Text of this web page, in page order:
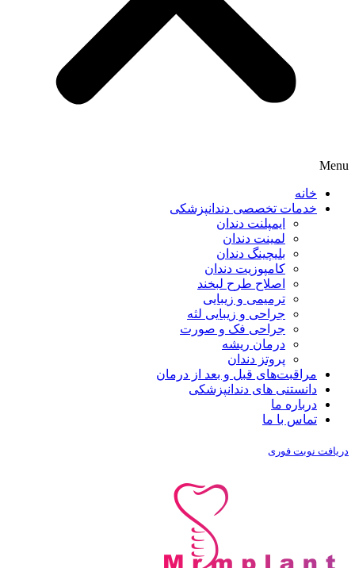
Menu
خانه
خدمات تخصصی دندانپزشکی
ایمپلنت دندان
لمینت دندان
بلیچینگ دندان
کامپوزیت دندان
اصلاح طرح لبخند
ترمیمی و زیبایی
جراحی و زیبایی لثه
جراحی فک و صورت
درمان ریشه
پروتز دندان
مراقبت‌های قبل و بعد از درمان
دانستنی های دندانپزشکی
درباره ما
تماس با ما
دریافت نوبت فوری